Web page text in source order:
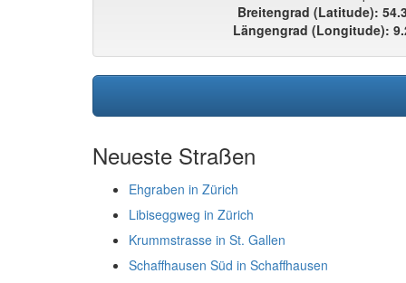
Breitengrad (Latitude):
Längengrad (Longitude):
Neueste Straßen
Ehgraben in Zürich
Libiseggweg in Zürich
Krummstrasse in St. Gallen
Schaffhausen Süd in Schaffhausen